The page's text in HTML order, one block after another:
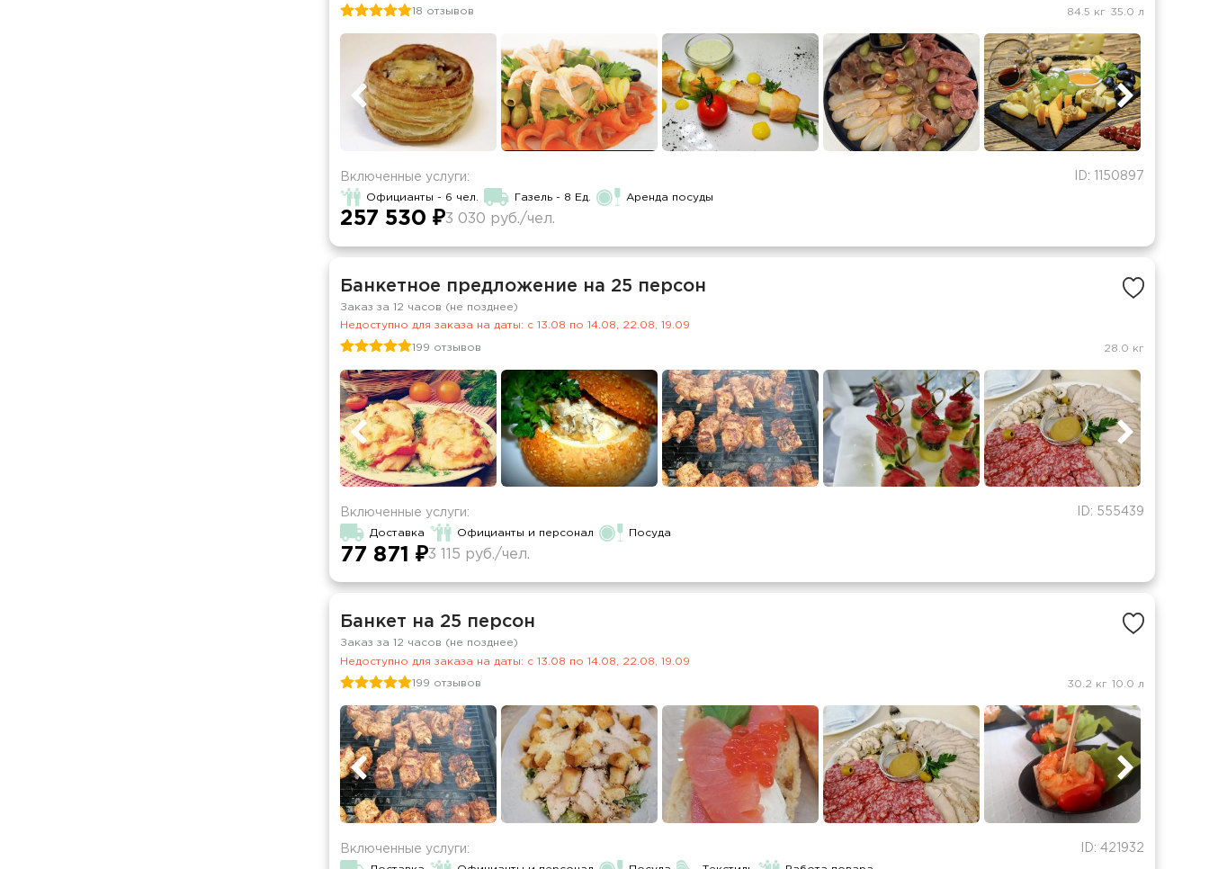
18 отзывов
84.5 кг 35.0 л
ID: 1150897
Включенные услуги:
Официанты - 6 чел. Газель - 8 Ед. Аренда посуды
257 530 ₽3 030 руб./чел.
Банкетное предложение на 25 персон
Заказ за 12 часов (не позднее)
Недоступно для заказа на даты: c 13.08 по 14.08, 22.08, 19.09
199 отзывов 28.0 кг
ID: 555439
Включенные услуги:
Доставка Официанты и персонал Посуда
77 871 ₽3 115 руб./чел.
Банкет на 25 персон
Заказ за 12 часов (не позднее)
Недоступно для заказа на даты: c 13.08 по 14.08, 22.08, 19.09
199 отзывов 30.2 кг 10.0 л
ID: 421932
Включенные услуги: